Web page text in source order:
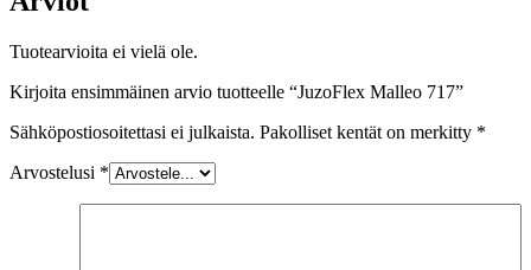
Tuotearvioita ei vielä ole.
Kirjoita ensimmäinen arvio tuotteelle “JuzoFlex Malleo 717”
Sähköpostiosoitettasi ei julkaista. Pakolliset kentät on merkitty *
Arvostelusi *